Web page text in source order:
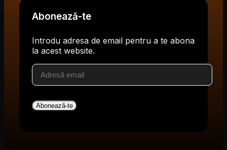
Abonează-te
Introdu adresa de email pentru a te abona
la acest website.
Adresă
email
Abonează-te